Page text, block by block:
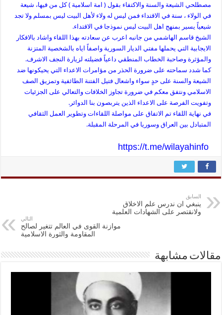
مصطلحي الشيعة والسنة والاكتفاء بقول ( امة اسلامية ) كل من فيها، شيعة
في الولاء ، سنة في الاقتداء فمن ليس له ولاء لأهل البيت ليس بمسلم ولا تجد
شيعياً يسير بمنهج اهل البيت ليس نموذجا في الاقتداء.
الشيخ قاسم الهاشمي من جانبه اعرب عن سعادته بهذا اللقاء واشاد بالافكار
الايجابية التي يحملها مفتي الديار السورية واصفاً اياه بالشخصية المتزنة
والمؤثرة وصاحبة الخطاب المنطقي داعياً فضيلته لزيارة النجف الاشرف.
كما شدد سماحته على ضرورة الحذر من مؤامرات الاعداء التي يحيكونها ضد
الشيعة والسنة على حدٍ سواء واشعال فتيل الفتنة الطائفية وتمزيق الصف
الاسلامي ونتفق معكم في ضرورة تجاوز الخلافات والتعالي على الجزئيات
وتفويت الفرصة على الاعداء الذين يتربصون بنا الدوائر.
في نهاية اللقاء تم الاتفاق على مواصلة اللقاءات وتطوير العمل الثقافي
المتبادل بين العراق وسوريا في المرحلة المقبلة.
https://t.me/wilayahinfo
السابق
ينبغي ان ندرس علم الاخلاق
ولانقتصر على الشهادات العلمية
التالي
موازنة القوى في العالم تتغير لصالح
المقاومة والثورة الاسلامية
مقالات مشابهة